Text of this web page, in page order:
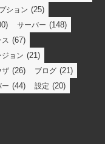
ション (25)
サーバー (148)
ス (67)
ジョン (21)
ザ (26) ブログ (21)
ー (44) 設定 (20)